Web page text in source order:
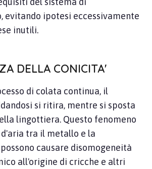
evitando ipotesi eccessivamente
inutili.
DELLA CONICITA'
di colata continua, il
si ritira, mentre si sposta
lingottiera. Questo fenomeno
tra il metallo e la
causare disomogeneità
all'origine di cricche e altri